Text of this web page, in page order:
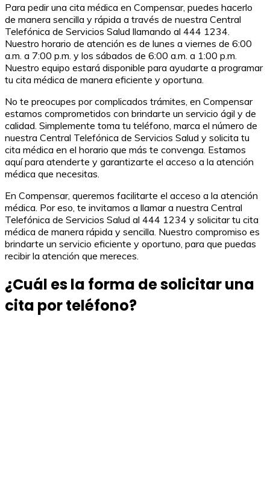
Para pedir una cita médica en Compensar, puedes hacerlo
de manera sencilla y rápida a través de nuestra Central
Telefónica de Servicios Salud llamando al 444 1234.
Nuestro horario de atención es de lunes a viernes de 6:00
a.m. a 7:00 p.m. y los sábados de 6:00 a.m. a 1:00 p.m.
Nuestro equipo estará disponible para ayudarte a programar
tu cita médica de manera eficiente y oportuna.
No te preocupes por complicados trámites, en Compensar
estamos comprometidos con brindarte un servicio ágil y de
calidad. Simplemente toma tu teléfono, marca el número de
nuestra Central Telefónica de Servicios Salud y solicita tu
cita médica en el horario que más te convenga. Estamos
aquí para atenderte y garantizarte el acceso a la atención
médica que necesitas.
En Compensar, queremos facilitarte el acceso a la atención
médica. Por eso, te invitamos a llamar a nuestra Central
Telefónica de Servicios Salud al 444 1234 y solicitar tu cita
médica de manera rápida y sencilla. Nuestro compromiso es
brindarte un servicio eficiente y oportuno, para que puedas
recibir la atención que mereces.
¿Cuál es la forma de solicitar una
cita por teléfono?